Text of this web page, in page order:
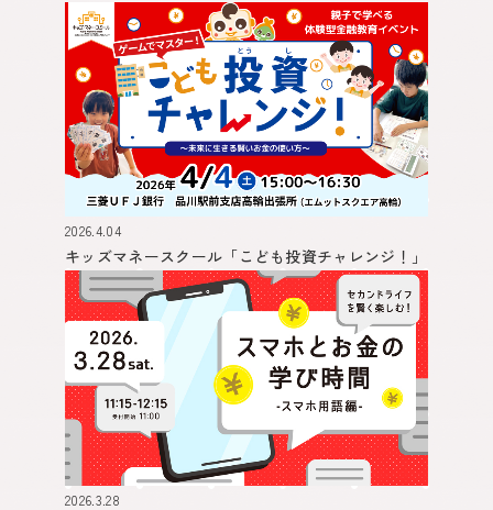
2026.4.04
キッズマネースクール 「こども投資チャレンジ！」
2026.3.28